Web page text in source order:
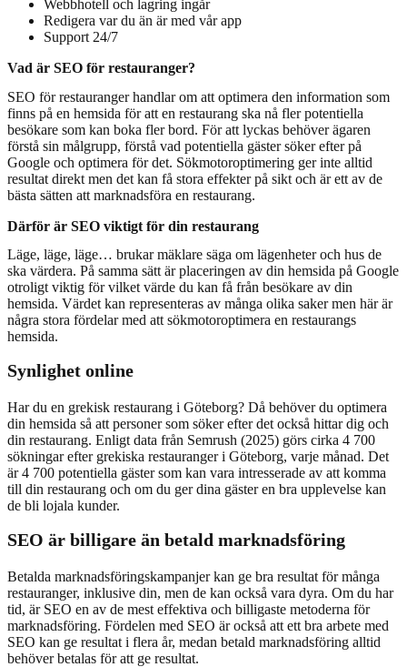
Webbhotell och lagring ingår
Redigera var du än är med vår app
Support 24/7
Vad är SEO för restauranger?
SEO för restauranger handlar om att optimera den information som
finns på en hemsida för att en restaurang ska nå fler potentiella
besökare som kan boka fler bord. För att lyckas behöver ägaren
förstå sin målgrupp, förstå vad potentiella gäster söker efter på
Google och optimera för det. Sökmotoroptimering ger inte alltid
resultat direkt men det kan få stora effekter på sikt och är ett av de
bästa sätten att marknadsföra en restaurang.
Därför är SEO viktigt för din restaurang
Läge, läge, läge… brukar mäklare säga om lägenheter och hus de
ska värdera. På samma sätt är placeringen av din hemsida på Google
otroligt viktig för vilket värde du kan få från besökare av din
hemsida. Värdet kan representeras av många olika saker men här är
några stora fördelar med att sökmotoroptimera en restaurangs
hemsida.
Synlighet online
Har du en grekisk restaurang i Göteborg? Då behöver du optimera
din hemsida så att personer som söker efter det också hittar dig och
din restaurang. Enligt data från Semrush (2025) görs cirka 4 700
sökningar efter grekiska restauranger i Göteborg, varje månad. Det
är 4 700 potentiella gäster som kan vara intresserade av att komma
till din restaurang och om du ger dina gäster en bra upplevelse kan
de bli lojala kunder.
SEO är billigare än betald marknadsföring
Betalda marknadsföringskampanjer kan ge bra resultat för många
restauranger, inklusive din, men de kan också vara dyra. Om du har
tid, är SEO en av de mest effektiva och billigaste metoderna för
marknadsföring. Fördelen med SEO är också att ett bra arbete med
SEO kan ge resultat i flera år, medan betald marknadsföring alltid
behöver betalas för att ge resultat.